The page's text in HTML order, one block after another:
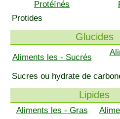
Protéïnés
Protides
Glucides
Aliments les - Sucrés
Sucres ou hydrate de
Lipides
Aliments les - Gras